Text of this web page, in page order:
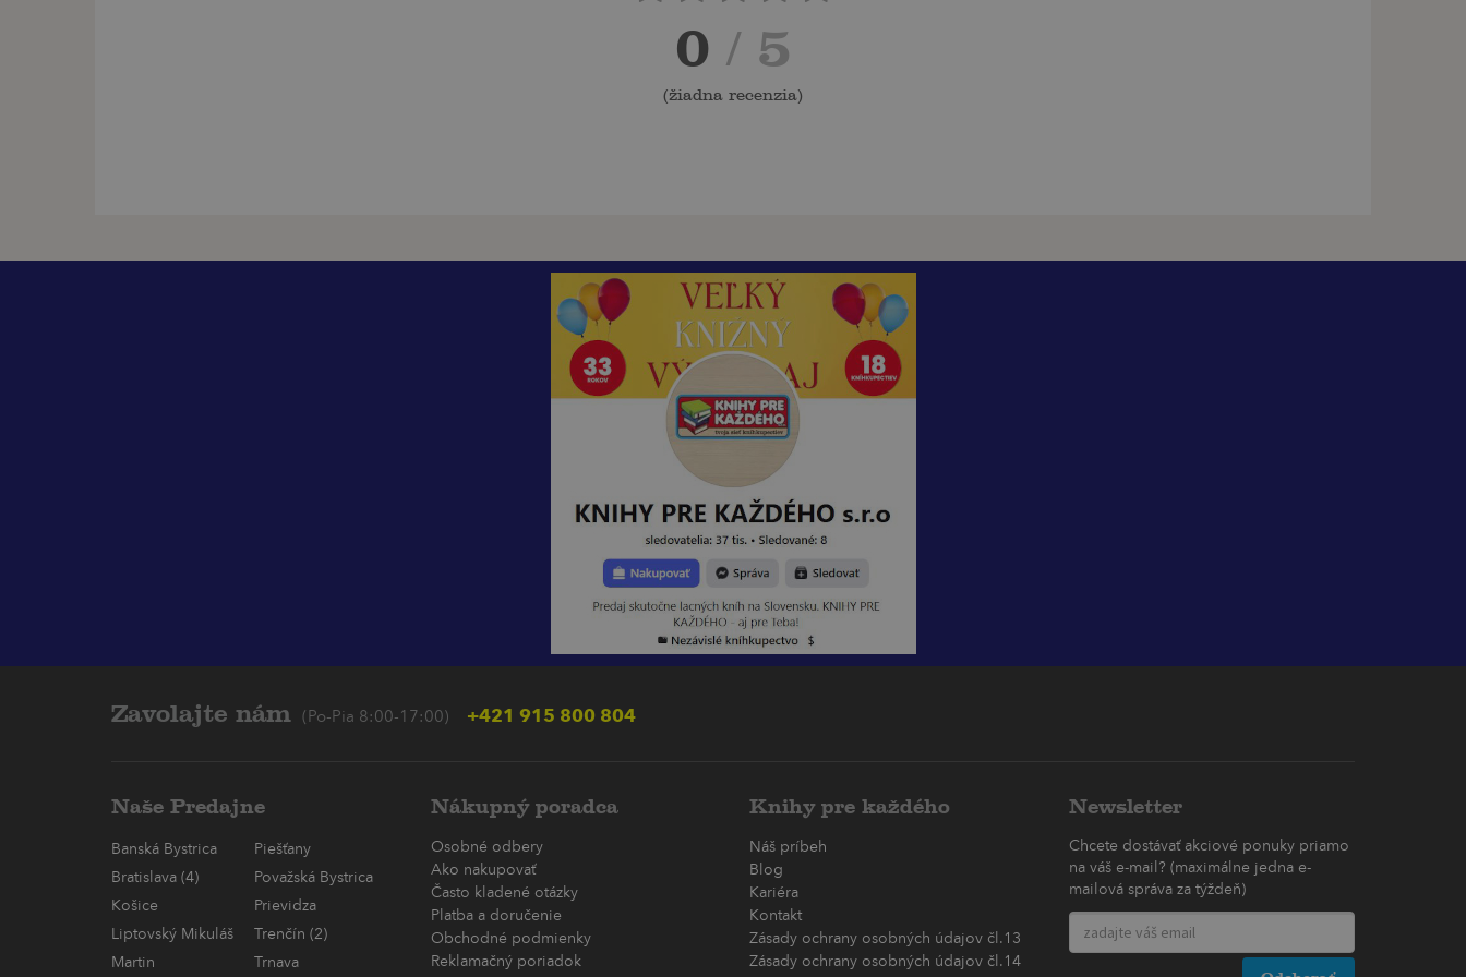
0 / 5
(žiadna recenzia)
Zavolajte nám (Po-Pia 8:00-17:00) +421 915 800 804
Naše Predajne
Banská Bystrica
Piešťany
Bratislava (4)
Považská Bystrica
Košice
Prievidza
Liptovský Mikuláš
Trenčín (2)
Martin
Trnava
Nákupný poradca
Osobné odbery
Ako nakupovať
Často kladené otázky
Platba a doručenie
Obchodné podmienky
Reklamačný poriadok
Knihy pre každého
Náš príbeh
Blog
Kariéra
Kontakt
Zásady ochrany osobných údajov čl.13
Zásady ochrany osobných údajov čl.14
Newsletter
Chcete dostávať akciové ponuky priamo
na váš e-mail? (maximálne jedna e-
mailová správa za týždeň)